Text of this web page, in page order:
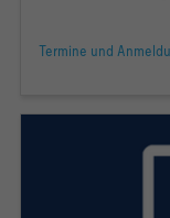
Termine und